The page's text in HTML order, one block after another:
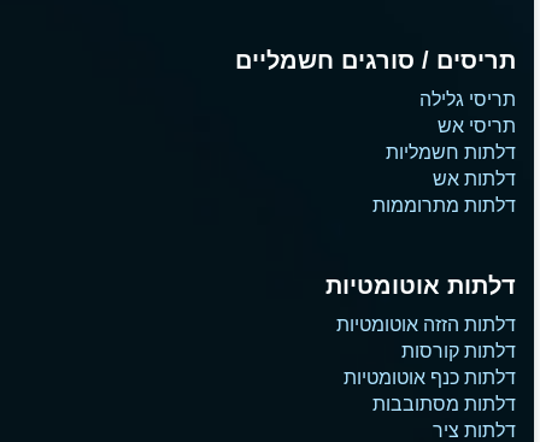
תריסים / סורגים חשמליים
תריסי גלילה
תריסי אש
דלתות חשמליות
דלתות אש
דלתות מתרוממות
דלתות אוטומטיות
דלתות הזזה אוטומטיות
דלתות קורסות
דלתות כנף אוטומטיות
דלתות מסתובבות
דלתות ציר